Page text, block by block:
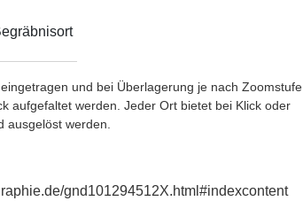
und bei Überlagerung je nach Zoomstufe
aufgefaltet werden. Jeder Ort bietet bei Klick oder
werden.
gnd101294512X.html#indexcontent